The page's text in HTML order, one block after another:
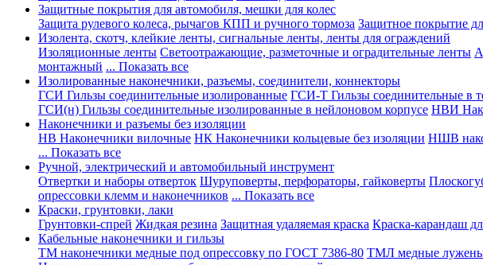
Защитные покрытия для автомобиля, мешки для колес
Защита рулевого колеса, рычагов КПП и ручного тормоза Защитное покрытие
Изолента, скотч, клейкие ленты, сигнальные ленты, ленты для ограждений
Изоляционные ленты Светоотражающие, разметочные и оградительные ленты
монтажный ... Показать все
Изолированные наконечники, разъемы, соединители, коннекторы
ГСИ Гильзы соединительные изолированные ГСИ-Т Гильзы соединительные в
ГСИ(н) Гильзы соединительные изолированные в нейлоновом корпусе НВИ
Наконечники и разъемы без изоляции
НВ Наконечники вилочные НК Наконечники кольцевые без изоляции НШВ
... Показать все
Ручной, электрический и автомобильный инструмент
Отвертки и наборы отверток Шуруповерты, перфораторы, гайковерты
опрессовки клемм и наконечников ... Показать все
Краски, грунтовки, лаки
Грунтовки-спрей Жидкая резина Защитная удаляемая краска Краска-карандаш
Кабельные наконечники и гильзы
ТМ наконечники медные под опрессовку по ГОСТ 7386-80 ТМЛ медные